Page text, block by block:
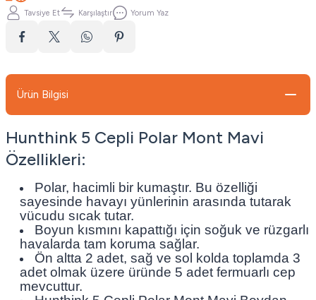
Tavsiye Et Karşılaştır Yorum Yaz
Ürün Bilgisi
Hunthink 5 Cepli Polar Mont Mavi
Özellikleri:
Polar, hacimli bir kumaştır. Bu özelliği
sayesinde havayı yünlerinin arasında tutarak
vücudu sıcak tutar.
Boyun kısmını kapattığı için soğuk ve rüzgarlı
havalarda tam koruma sağlar.
Ön altta 2 adet, sağ ve sol kolda toplamda 3
adet olmak üzere üründe 5 adet fermuarlı cep
mevcuttur.